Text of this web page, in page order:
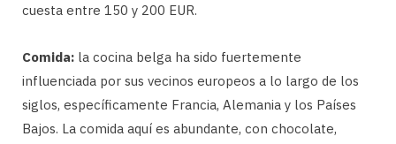
cuesta entre 150 y 200 EUR.
Comida: la cocina belga ha sido fuertemente
influenciada por sus vecinos europeos a lo largo de los
siglos, específicamente Francia, Alemania y los Países
Bajos. La comida aquí es abundante, con chocolate,